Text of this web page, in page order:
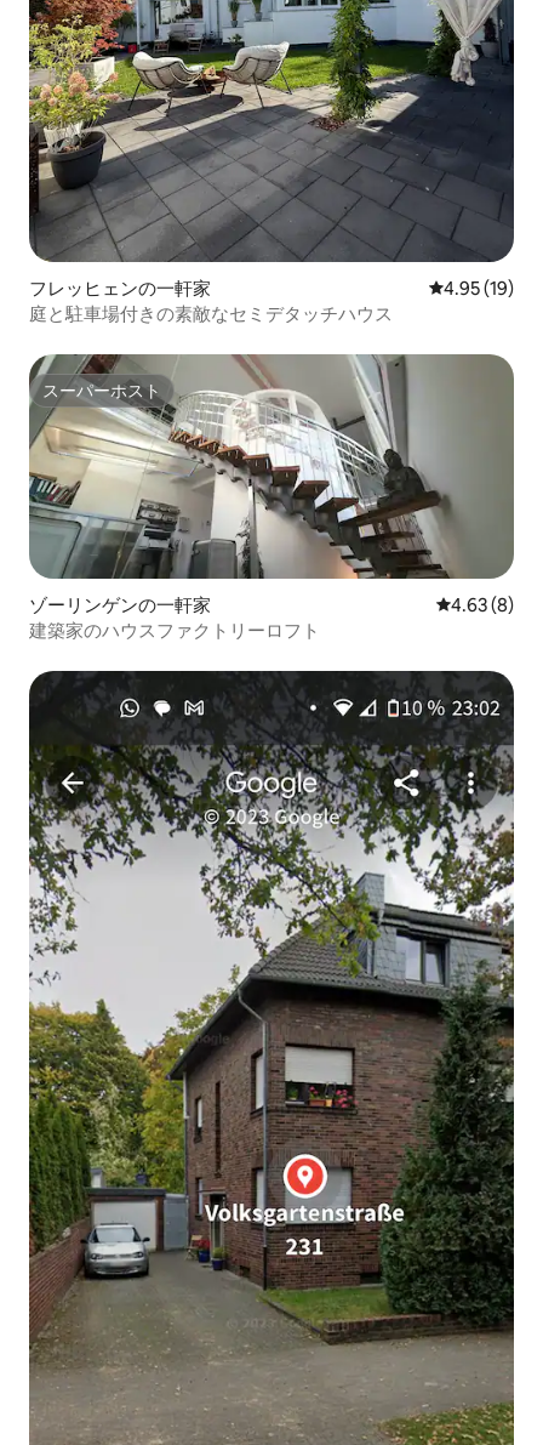
フレッヒェンの一軒家 レビュー19
4.95 (19)
庭と駐車場付きの素敵なセミデタッチハウス
スーパーホスト
スーパーホスト
ゾーリンゲンの一軒家 レビュー8
4.63 (8)
建築家のハウスファクトリーロフト